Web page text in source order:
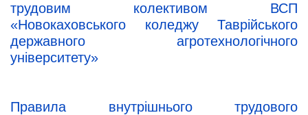
трудовим колективом ВСП
«Новокаховського коледжу Таврійського
державного агротехнологічного
університету»
Правила внутрішнього трудового